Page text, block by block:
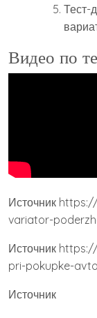
Тест-
Видео по
Источник
variator-
Источник
pri-pokupke-
Источник